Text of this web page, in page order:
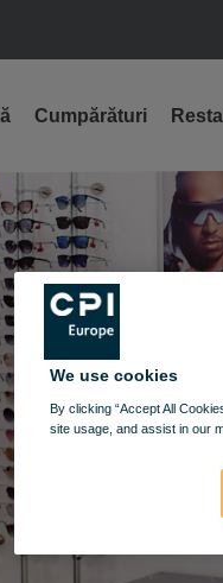
Cumpărături
We use cookies
By clicking “Accept All
site usage, and assist in our